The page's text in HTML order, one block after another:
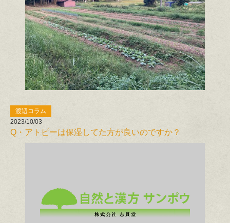
渡辺コラム
2023/10/03
Q・アトピーは保湿してた方が良いのですか？